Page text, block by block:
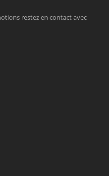
restez en contact avec